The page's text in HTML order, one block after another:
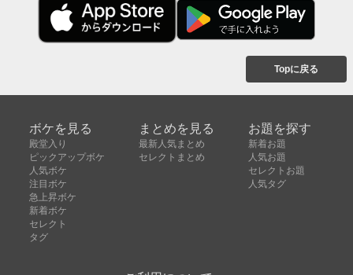
Topに戻る
ボケを見る
殿堂入り
ピックアップボケ
人気ボケ
注目ボケ
急上昇ボケ
新着ボケ
セレクト
タグ
まとめを見る
最新人気まとめ
セレクトまとめ
お題を探す
新着お題
人気お題
セレクトお題
人気タグ